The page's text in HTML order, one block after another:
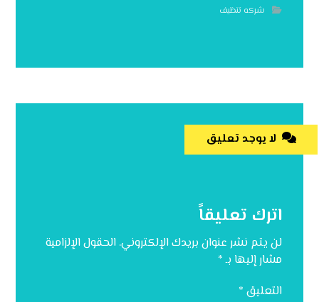
شركه تنظيف
لا يوجد تعليق
اترك تعليقاً
لن يتم نشر عنوان بريدك الإلكتروني. الحقول الإلزامية
مشار إليها بـ*
التعليق *